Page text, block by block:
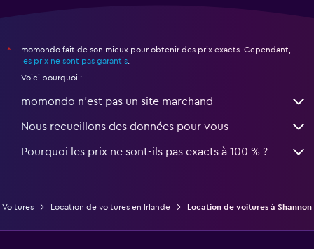
*
momondo fait de son mieux pour obtenir des prix exacts. Cependant,
les prix ne sont pas garantis.
Voici pourquoi :
momondo n'est pas un site marchand
Nous recueillons des données pour vous
Pourquoi les prix ne sont-ils pas exacts à 100 % ?
Voitures Location de voitures en Irlande Location de voitures à Shannon